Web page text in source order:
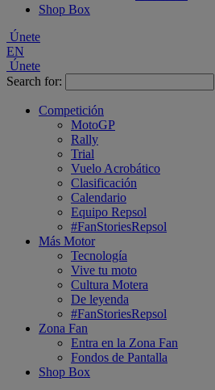
Shop Box
Únete
EN
Únete
Search for:
Competición
MotoGP
Rally
Trial
Vuelo Acrobático
Clasificación
Calendario
Equipo Repsol
#FanStoriesRepsol
Más Motor
Tecnología
Vive tu moto
Cultura Motera
De leyenda
#FanStoriesRepsol
Zona Fan
Entra en la Zona Fan
Fondos de Pantalla
Shop Box